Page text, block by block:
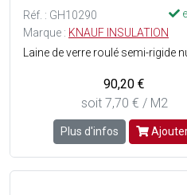
Réf. : GH10290
Marque : KNAUF INSULATION
90,20 €
soit 7,70 € / M2
Plus d'infos